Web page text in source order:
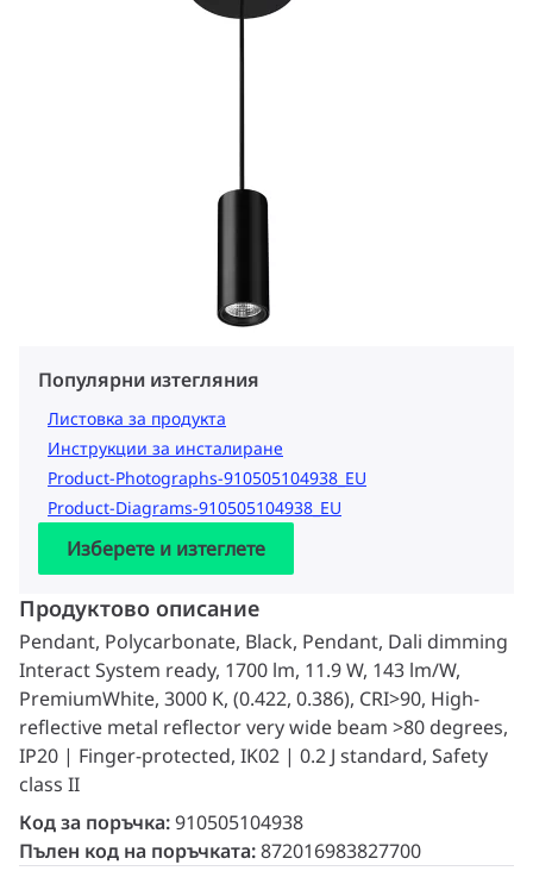
Популярни изтегляния
Листовка за продукта
Инструкции за инсталиране
Product-Photographs-910505104938_EU
Product-Diagrams-910505104938_EU
Изберете и изтеглете
Продуктово описание
Pendant, Polycarbonate, Black, Pendant, Dali dimming
Interact System ready, 1700 lm, 11.9 W, 143 lm/W,
PremiumWhite, 3000 K, (0.422, 0.386), CRI>90, High-
reflective metal reflector very wide beam >80 degrees,
IP20 | Finger-protected, IK02 | 0.2 J standard, Safety
class II
Код за поръчка:910505104938
Пълен код на поръчката:872016983827700